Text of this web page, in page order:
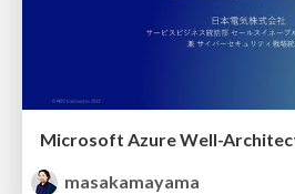
masakamayama